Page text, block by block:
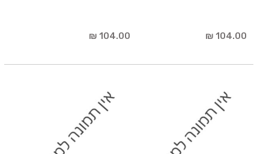
104.00 ₪
104.00 ₪